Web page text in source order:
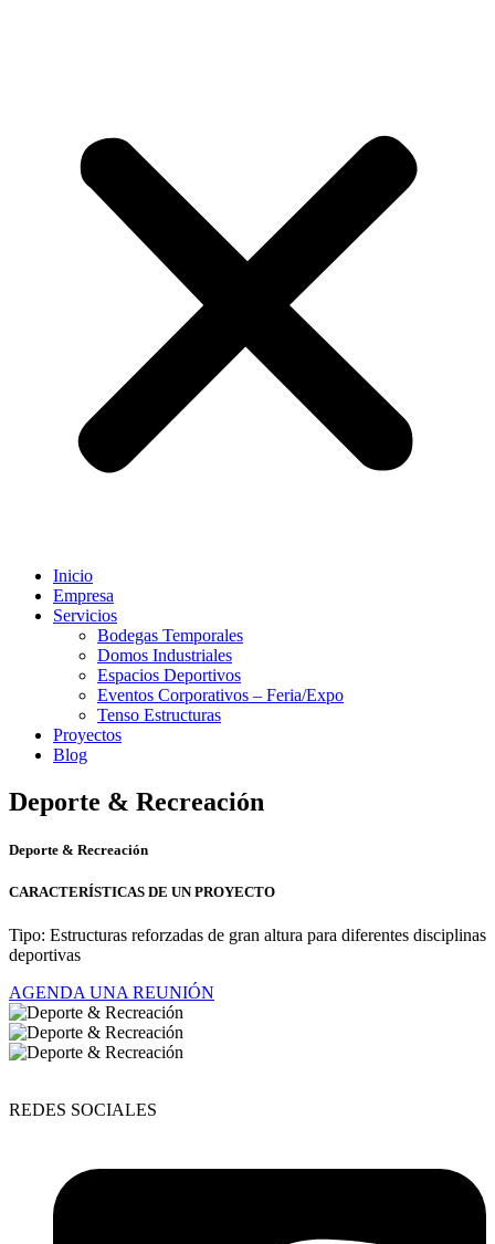
Inicio
Empresa
Servicios
Bodegas Temporales
Domos Industriales
Espacios Deportivos
Eventos Corporativos – Feria/Expo
Tenso Estructuras
Proyectos
Blog
Deporte & Recreación
Deporte & Recreación
CARACTERÍSTICAS DE UN PROYECTO
Tipo: Estructuras reforzadas de gran altura para diferentes disciplinas
deportivas
AGENDA UNA REUNIÓN
REDES SOCIALES